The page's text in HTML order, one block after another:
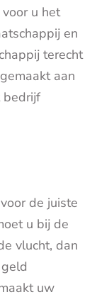
u het
en
terecht
aan
bedrijf
de juiste
u bij de
vlucht, dan
uw